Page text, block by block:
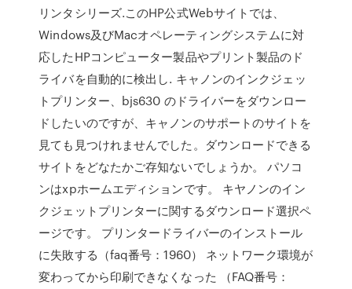
リンタシリーズ.このHP公式Webサイトでは、
Windows及びMacオペレーティングシステムに対
応したHPコンピューター製品やプリント製品のド
ライバを自動的に検出し. キャノンのインクジェッ
トプリンター、bjs630 のドライバーをダウンロー
ドしたいのですが、キャノンのサポートのサイトを
見ても見つけれませんでした。ダウンロードできる
サイトをどなたかご存知ないでしょうか。 パソコ
ンはxpホームエディションです。 キヤノンのイン
クジェットプリンターに関するダウンロード選択ペ
ージです。 プリンタードライバーのインストール
に失敗する（faq番号：1960） ネットワーク環境が
変わってから印刷できなくなった （FAQ番号：